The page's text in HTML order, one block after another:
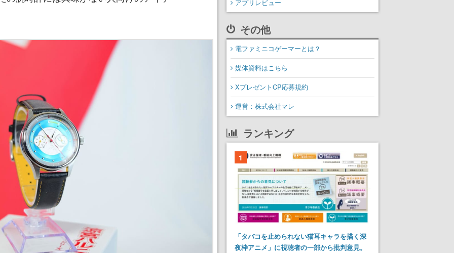
アプリレビュー
その他
電ファミニコゲーマーとは？
媒体資料はこちら
XプレゼントCP応募規約
運営：株式会社マレ
ランキング
1
「タバコを止められない猫耳キャラを描く深
夜枠アニメ」に視聴者の一部から批判意見。